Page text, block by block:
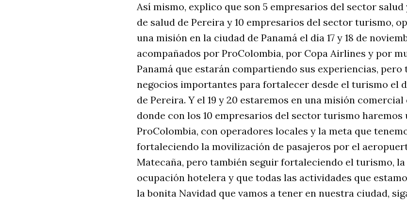
Así mismo, explico que son 5 empresarios del sector
de salud de Pereira y 10 empresarios del sector turismo,
una misión en la ciudad de Panamá el día 17 y 18 de
acompañados por ProColombia, por Copa Airlines y por
Panamá que estarán compartiendo sus experiencias,
negocios importantes para fortalecer desde el turismo el
de Pereira. Y el 19 y 20 estaremos en una misión
donde con los 10 empresarios del sector turismo
ProColombia, con operadores locales y la meta que
fortaleciendo la movilización de pasajeros por el
Matecaña, pero también seguir fortaleciendo el turismo,
ocupación hotelera y que todas las actividades que
la bonita Navidad que vamos a tener en nuestra ciudad,